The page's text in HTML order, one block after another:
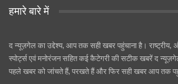
हमारे बारे में
द न्यूज़गेल का उद्देश्य, आप तक सही खबर पहुंचाना है। राष्ट्रीय,
स्पोर्ट्स एवं मनोरंजन सहित कई कैटेगरी की सटीक खबरें द
पहले खबर को जांचते हैं, परखते हैं और फिर सही खबर आप तक